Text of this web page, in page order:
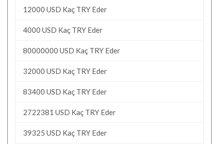
12000 USD Kaç TRY Eder
4000 USD Kaç TRY Eder
80000000 USD Kaç TRY Eder
32000 USD Kaç TRY Eder
83400 USD Kaç TRY Eder
2722381 USD Kaç TRY Eder
39325 USD Kaç TRY Eder